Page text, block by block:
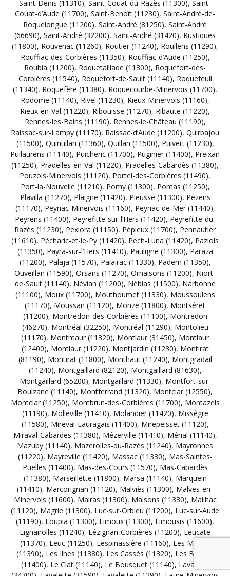
Saint-Denis (11310), Saint-Couat-du-Razès (11300), Saint-
Couat-d’Aude (11700), Saint-Benoît (11230), Saint-André-de-
Roquelongue (11200), Saint-André (81250), Saint-André
(66690), Saint-André (32200), Saint-André (31420), Rustiques
(11800), Rouvenac (11260), Routier (11240), Roullens (11290),
Rouffiac-des-Corbières (11350), Rouffiac-d’Aude (11250),
Roubia (11200), Roquetaillade (11300), Roquefort-des-
Corbières (11540), Roquefort-de-Sault (11140), Roquefeuil
(11340), Roquefère (11380), Roquecourbe-Minervois (11700),
Rodome (11140), Rivel (11230), Rieux-Minervois (11160),
Rieux-en-Val (11220), Ribouisse (11270), Ribaute (11220),
Rennes-les-Bains (11190), Rennes-le-Château (11190),
Raissac-sur-Lampy (11170), Raissac-d’Aude (11200), Quirbajou
(11500), Quintillan (11360), Quillan (11500), Puivert (11230),
Puilaurens (11140), Puicheric (11700), Puginier (11400), Preixan
(11250), Pradelles-en-Val (11220), Pradelles-Cabardès (11380),
Pouzols-Minervois (11120), Portel-des-Corbières (11490),
Port-la-Nouvelle (11210), Pomy (11300), Pomas (11250),
Plavilla (11270), Plaigne (11420), Pieusse (11300), Pezens
(11170), Peyriac-Minervois (11160), Peyriac-de-Mer (11440),
Peyrens (11400), Peyrefitte-sur-l’Hers (11420), Peyrefitte-du-
Razès (11230), Pexiora (11150), Pépieux (11700), Pennautier
(11610), Pécharic-et-le-Py (11420), Pech-Luna (11420), Paziols
(11350), Payra-sur-l’Hers (11410), Pauligne (11300), Paraza
(11200), Palaja (11570), Palairac (11330), Padern (11350),
Ouveillan (11590), Orsans (11270), Ornaisons (11200), Niort-
de-Sault (11140), Névian (11200), Nébias (11500), Narbonne
(11100), Moux (11700), Mouthoumet (11330), Moussoulens
(11170), Moussan (11120), Monze (11800), Montséret
(11200), Montredon-des-Corbières (11100), Montredon
(46270), Montréal (32250), Montréal (11290), Montolieu
(11170), Montmaur (11320), Montlaur (31450), Montlaur
(12400), Montlaur (11220), Montjardin (11230), Montirat
(81190), Montirat (11800), Monthaut (11240), Montgradail
(11240), Montgaillard (82120), Montgaillard (81630),
Montgaillard (65200), Montgaillard (11330), Montfort-sur-
Boulzane (11140), Montferrand (11320), Montclar (12550),
Montclar (11250), Montbrun-des-Corbières (11700), Montazels
(11190), Molleville (11410), Molandier (11420), Missègre
(11580), Mireval-Lauragais (11400), Mirepeisset (11120),
Miraval-Cabardes (11380), Mézerville (11410), Mérial (11140),
Mazuby (11140), Mazerolles-du-Razès (11240), Mayronnes
(11220), Mayreville (11420), Massac (11330), Mas-Saintes-
Puelles (11400), Mas-des-Cours (11570), Mas-Cabardès
(11380), Marseillette (11800), Marsa (11140), Marquein
(11410), Marcorignan (11120), Malviès (11300), Malves-en-
Minervois (11600), Malras (11300), Maisons (11330), Mailhac
(11120), Magrie (11300), Luc-sur-Orbieu (11200), Luc-sur-Aude
(11190), Loupia (11300), Limoux (11300), Limousis (11600),
Lignairolles (11240), Lézignan-Corbières (11200), Leucate
(11370), Leuc (11250), Lespinassière (11160), Les Martys
(11390), Les Ilhes (11380), Les Cassés (11320), Les Brunels
(11400), Le Clat (11140), Le Bousquet (11140), Lavalette